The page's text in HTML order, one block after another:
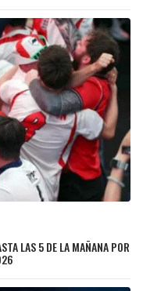
LAS 5 DE LA MAÑANA POR